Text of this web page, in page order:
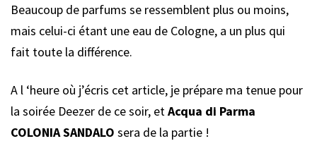
Beaucoup de parfums se ressemblent plus ou moins,
mais celui-ci étant une eau de Cologne, a un plus qui
fait toute la différence.
A l ‘heure où j’écris cet article, je prépare ma tenue pour
la soirée Deezer de ce soir, etAcqua di Parma
COLONIA SANDALO sera de la partie !